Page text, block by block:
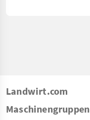
Landwirt.com
Maschinengruppen